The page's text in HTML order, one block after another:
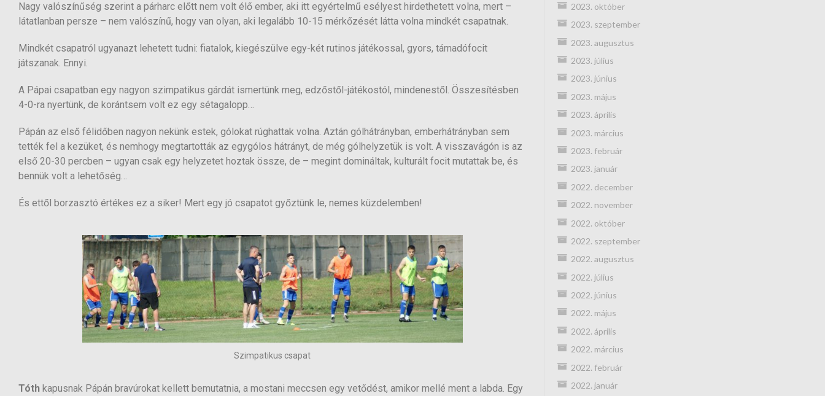
Nagy valószínűség szerint a párharc előtt nem volt élő ember, aki itt egyértelmű esélyest hirdethetett volna, mert –
látatlanban persze – nem valószínű, hogy van olyan, aki legalább 10-15 mérkőzését látta volna mindkét csapatnak.
Mindkét csapatról ugyanazt lehetett tudni: fiatalok, kiegészülve egy-két rutinos játékossal, gyors, támadófocit
játszanak. Ennyi.
A Pápai csapatban egy nagyon szimpatikus gárdát ismertünk meg, edzőstől-játékostól, mindenestől. Összesítésben
4-0-ra nyertünk, de korántsem volt ez egy sétagalopp…
Pápán az első félidőben nagyon nekünk estek, gólokat rúghattak volna. Aztán gólhátrányban, emberhátrányban sem
tették fel a kezüket, és nemhogy megtartották az egygólos hátrányt, de még gólhelyzetük is volt. A visszavágón is az
első 20-30 percben – ugyan csak egy helyzetet hoztak össze, de – megint domináltak, kulturált focit mutattak be, és
bennük volt a lehetőség…
És ettől borzasztó értékes ez a siker! Mert egy jó csapatot győztünk le, nemes küzdelemben!
Szimpatikus csapat
Tóth kapusnak Pápán bravúrokat kellett bemutatnia, a mostani meccsen egy vetődést, amikor mellé ment a labda. Egy
2023. október
2023. szeptember
2023. augusztus
2023. július
2023. június
2023. május
2023. április
2023. március
2023. február
2023. január
2022. december
2022. november
2022. október
2022. szeptember
2022. augusztus
2022. július
2022. június
2022. május
2022. április
2022. március
2022. február
2022. január